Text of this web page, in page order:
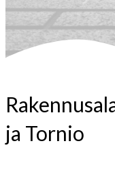
ja Tornio